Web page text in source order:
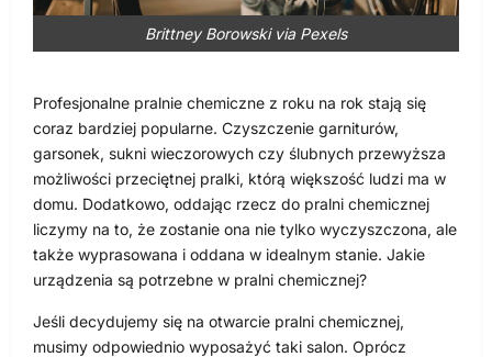
Brittney Borowski via Pexels
Profesjonalne pralnie chemiczne z roku na rok stają się
coraz bardziej popularne. Czyszczenie garniturów,
garsonek, sukni wieczorowych czy ślubnych przewyższa
możliwości przeciętnej pralki, którą większość ludzi ma w
domu. Dodatkowo, oddając rzecz do pralni chemicznej
liczymy na to, że zostanie ona nie tylko wyczyszczona, ale
także wyprasowana i oddana w idealnym stanie. Jakie
urządzenia są potrzebne w pralni chemicznej?
Jeśli decydujemy się na otwarcie pralni chemicznej,
musimy odpowiednio wyposażyć taki salon. Oprócz